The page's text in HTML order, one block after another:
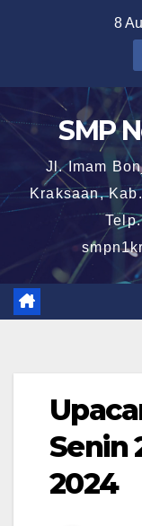
8
SMP
Jl. Imam
Kraksaan,
Senin
2024